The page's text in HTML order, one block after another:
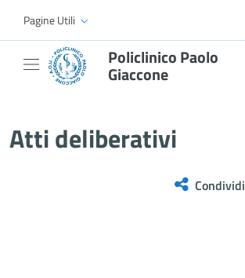
Skip to Main Content
Pagine Utili
Policlinico Paolo
Giaccone
Atti deliberativi
Condividi